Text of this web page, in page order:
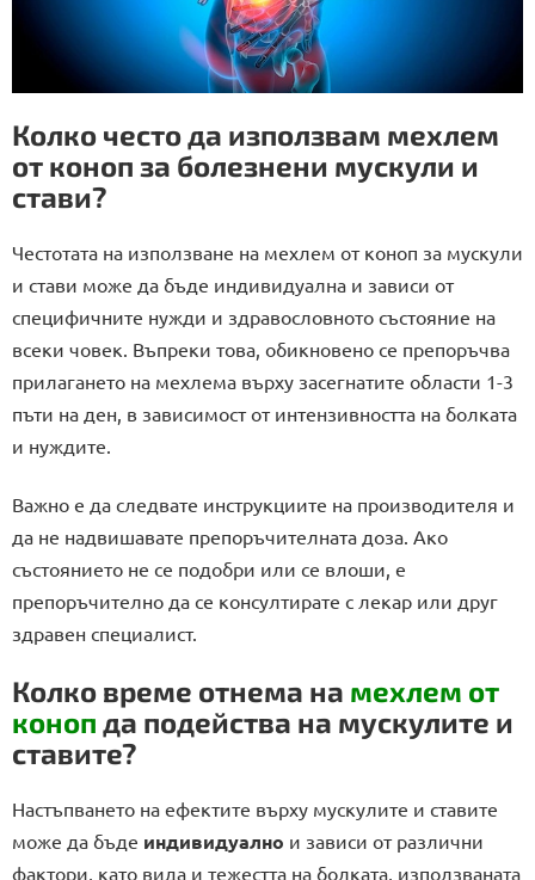
Колко често да използвам мехлем
от коноп за болезнени мускули и
стави?
Честотата на използване на мехлем от коноп за мускули
и стави може да бъде индивидуална и зависи от
специфичните нужди и здравословното състояние на
всеки човек. Въпреки това, обикновено се препоръчва
прилагането на мехлема върху засегнатите области 1-3
пъти на ден, в зависимост от интензивността на болката
и нуждите.
Важно е да следвате инструкциите на производителя и
да не надвишавате препоръчителната доза. Ако
състоянието не се подобри или се влоши, е
препоръчително да се консултирате с лекар или друг
здравен специалист.
Колко време отнема на мехлем от
коноп да подейства на мускулите и
ставите?
Настъпването на ефектите върху мускулите и ставите
може да бъде индивидуално и зависи от различни
фактори, като вида и тежестта на болката, използваната